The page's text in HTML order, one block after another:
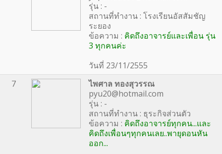
รุ่น : -
สถานที่ทำงาน : โรงเรียนอัสสัมชัญ
ระยอง
ข้อความ : คิดถึงอาจารย์และเพื่อน รุ่น
3 ทุกคนค่ะ
วันที่ 23/11/2555
7
ไพศาล ทองสุวรรณ
pyu20@hotmail.com
รุ่น : -
สถานที่ทำงาน : ธุระกิจส่วนตัว
ข้อความ : คิดถึงอาจารย์ทุกคน...และ
คิดถึงเพื่อนๆทุกคนเลย..พายุดอนหัน
ออก...